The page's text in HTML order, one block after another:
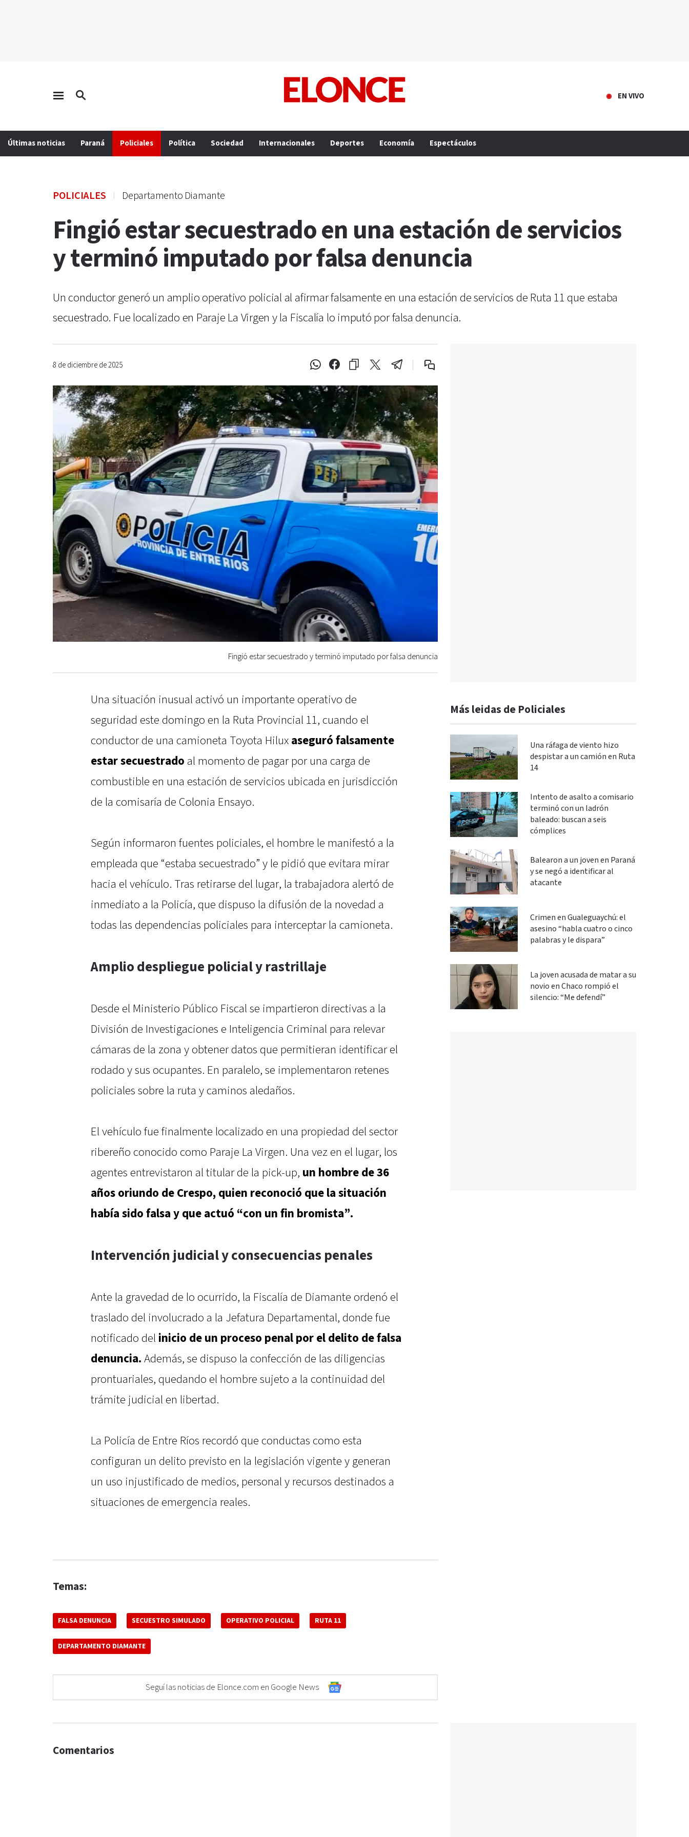
EN VIVO
Últimas noticias Paraná Policiales Política Sociedad Internacionales Deportes Economía Espectáculos
POLICIALES Departamento Diamante
Fingió estar secuestrado en una estación de servicios
y terminó imputado por falsa denuncia
Un conductor generó un amplio operativo policial al afirmar falsamente en una estación de servicios de Ruta 11 que estaba
secuestrado. Fue localizado en Paraje La Virgen y la Fiscalía lo imputó por falsa denuncia.
8 de diciembre de 2025
Fingió estar secuestrado y terminó imputado por falsa denuncia
Una situación inusual activó un importante operativo de
seguridad este domingo en la Ruta Provincial 11, cuando el
conductor de una camioneta Toyota Hilux aseguró falsamente
estar secuestrado al momento de pagar por una carga de
combustible en una estación de servicios ubicada en jurisdicción
de la comisaría de Colonia Ensayo.
Según informaron fuentes policiales, el hombre le manifestó a la
empleada que “estaba secuestrado” y le pidió que evitara mirar
hacia el vehículo. Tras retirarse del lugar, la trabajadora alertó de
inmediato a la Policía, que dispuso la difusión de la novedad a
todas las dependencias policiales para interceptar la camioneta.
Amplio despliegue policial y rastrillaje
Desde el Ministerio Público Fiscal se impartieron directivas a la
División de Investigaciones e Inteligencia Criminal para relevar
cámaras de la zona y obtener datos que permitieran identificar el
rodado y sus ocupantes. En paralelo, se implementaron retenes
policiales sobre la ruta y caminos aledaños.
El vehículo fue finalmente localizado en una propiedad del sector
ribereño conocido como Paraje La Virgen. Una vez en el lugar, los
agentes entrevistaron al titular de la pick-up, un hombre de 36
años oriundo de Crespo, quien reconoció que la situación
había sido falsa y que actuó “con un fin bromista”.
Intervención judicial y consecuencias penales
Ante la gravedad de lo ocurrido, la Fiscalía de Diamante ordenó el
traslado del involucrado a la Jefatura Departamental, donde fue
notificado del inicio de un proceso penal por el delito de falsa
denuncia. Además, se dispuso la confección de las diligencias
prontuariales, quedando el hombre sujeto a la continuidad del
trámite judicial en libertad.
La Policía de Entre Ríos recordó que conductas como esta
configuran un delito previsto en la legislación vigente y generan
un uso injustificado de medios, personal y recursos destinados a
situaciones de emergencia reales.
Temas:
FALSA DENUNCIA SECUESTRO SIMULADO OPERATIVO POLICIAL RUTA 11
DEPARTAMENTO DIAMANTE
Seguí las noticias de Elonce.com en Google News
Más leidas de Policiales
Una ráfaga de viento hizo
despistar a un camión en Ruta
14
Intento de asalto a comisario
terminó con un ladrón
baleado: buscan a seis
cómplices
Balearon a un joven en Paraná
y se negó a identificar al
atacante
Crimen en Gualeguaychú: el
asesino “habla cuatro o cinco
palabras y le dispara”
La joven acusada de matar a su
novio en Chaco rompió el
silencio: “Me defendí”
Comentarios